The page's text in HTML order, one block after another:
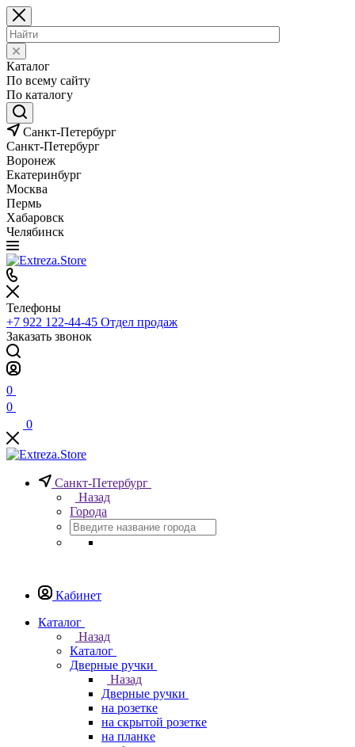
Каталог
По всему сайту
По каталогу
Санкт-Петербург
Санкт-Петербург
Воронеж
Екатеринбург
Москва
Пермь
Хабаровск
Челябинск
Телефоны
+7 922 122-44-45 Отдел продаж
Заказать звонок
0
0
0
Санкт-Петербург
Назад
Города
Кабинет
Каталог
Назад
Каталог
Дверные ручки
Назад
Дверные ручки
на розетке
на скрытой розетке
на планке